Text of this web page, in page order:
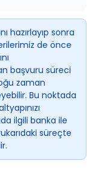
hazırlayıp sonra
de önce
başvuru süreci
zaman
Bu noktada
ilgili banka ile
süreçte